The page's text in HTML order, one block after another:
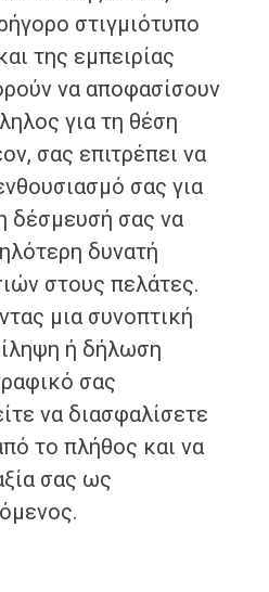
στιγμιότυπο
της εμπειρίας
να αποφασίσουν
για τη θέση
σας επιτρέπει να
σας για
δέσμευσή σας να
δυνατή
στους πελάτες.
μια συνοπτική
ή δήλωση
σας
να διασφαλίσετε
το πλήθος και να
σας ως